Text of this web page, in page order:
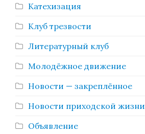
Катехизация
Клуб трезвости
Литературный клуб
Молодёжное движение
Новости — закреплённое
Новости приходской жизни
Объявление